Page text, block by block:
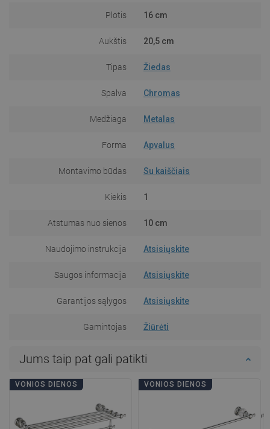
Plotis 16 cm
Aukštis 20,5 cm
Tipas Žiedas
Spalva Chromas
Medžiaga Metalas
Forma Apvalus
Montavimo būdas Su kaiščiais
Kiekis 1
Atstumas nuo sienos 10 cm
Naudojimo instrukcija Atsisiųskite
Saugos informacija Atsisiųskite
Garantijos sąlygos Atsisiųskite
Gamintojas Žiūrėti
Jums taip pat gali patikti
VONIOS DIENOS VONIOS DIENOS